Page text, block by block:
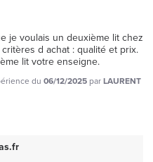
je voulais un deuxième lit chez
d achat : qualité et prix.
lit votre enseigne.
du 06/12/2025 parLAURENT